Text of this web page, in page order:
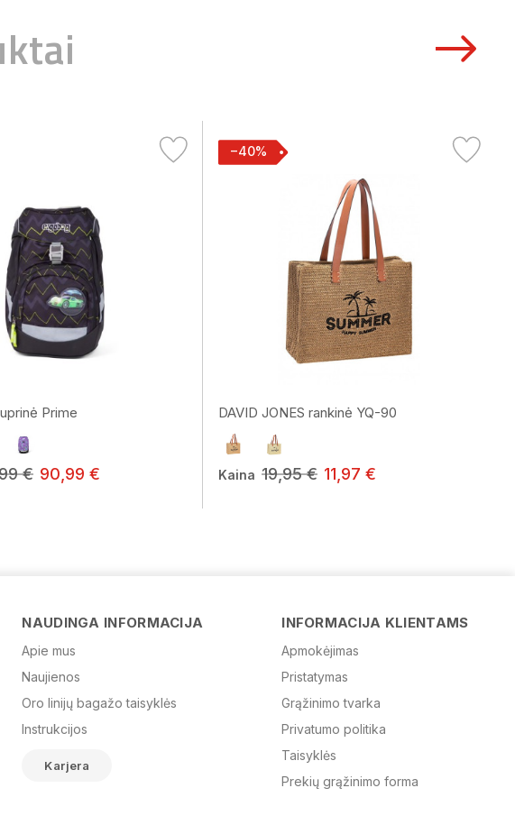
Prime
€ 90,99 €
−40%
DAVID JONES rankinė YQ-90
Kaina 19,95 € 11,97 €
NAUDINGA INFORMACIJA
Apie mus
Naujienos
Oro linijų bagažo taisyklės
Instrukcijos
Karjera
INFORMACIJA KLIENTAMS
Apmokėjimas
Pristatymas
Grąžinimo tvarka
Privatumo politika
Taisyklės
Prekių grąžinimo forma